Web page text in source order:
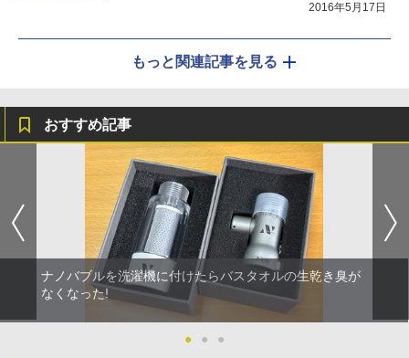
2016年5月17日
もっと関連記事を見る
おすすめ記事
ナノバブルを洗濯機に付けたらバスタオルの生乾き臭が
なくなった!
● ● ●